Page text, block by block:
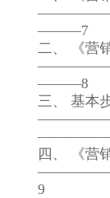
———7
二、 《营
———8
三、 基本
四、 《营
9